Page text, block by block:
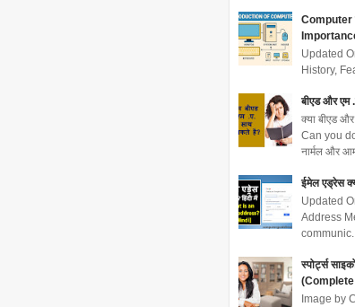
Computer
Updated
History,
बीएड और
क्या बीएड
Can you
नार्मल और
ईमेल एड्रेस
Updated
Address
स्पोर्ट्स
Image by